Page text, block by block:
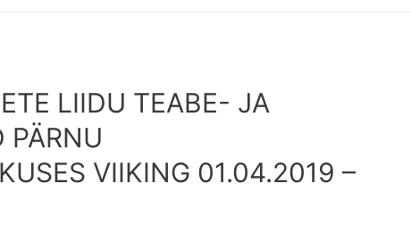
LIIDU TEABE- JA
PÄRNU
VIIKING 01.04.2019 –